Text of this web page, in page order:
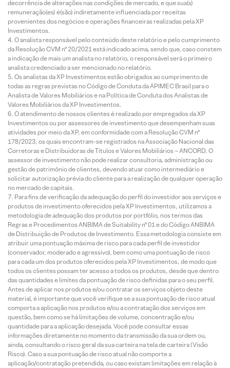
decorrência de alterações nas condições de mercado, e que sua(s)
remuneração(es) é(são) indiretamente influenciada por receitas
provenientes dos negócios e operações financeiras realizadas pela XP
Investimentos.
O analista responsável pelo conteúdo deste relatório e pelo cumprimento
da Resolução CVM nº 20/2021 está indicado acima, sendo que, caso constem
a indicação de mais um analista no relatório, o responsável será o primeiro
analista credenciado a ser mencionado no relatório.
Os analistas da XP Investimentos estão obrigados ao cumprimento de
todas as regras previstas no Código de Conduta da APIMEC Brasil para o
Analista de Valores Mobiliários e na Política de Conduta dos Analistas de
Valores Mobiliários da XP Investimentos.
O atendimento de nossos clientes é realizado por empregados da XP
Investimentos ou por assessores de investimento que desempenham suas
atividades por meio da XP, em conformidade com a Resolução CVM nº
178/2023, os quais encontram-se registrados na Associação Nacional das
Corretoras e Distribuidoras de Títulos e Valores Mobiliários – ANCORD. O
assessor de investimento não pode realizar consultoria, administração ou
gestão de patrimônio de clientes, devendo atuar como intermediário e
solicitar autorização prévia do cliente para a realização de qualquer operação
no mercado de capitais.
Para fins de verificação da adequação do perfil do investidor aos serviços e
produtos de investimento oferecidos pela XP Investimentos, utilizamos a
metodologia de adequação dos produtos por portfólio, nos termos das
Regras e Procedimentos ANBIMA de Suitability nº 01 e do Código ANBIMA
de Distribuição de Produtos de Investimento. Essa metodologia consiste em
atribuir uma pontuação máxima de risco para cada perfil de investidor
(conservador, moderado e agressivo), bem como uma pontuação de risco
para cada um dos produtos oferecidos pela XP Investimentos, de modo que
todos os clientes possam ter acesso a todos os produtos, desde que dentro
das quantidades e limites da pontuação de risco definidas para o seu perfil.
Antes de aplicar nos produtos e/ou contratar os serviços objeto deste
material, é importante que você verifique se a sua pontuação de risco atual
comporta a aplicação nos produtos e/ou a contratação dos serviços em
questão, bem como se há limitações de volume, concentração e/ou
quantidade para a aplicação desejada. Você pode consultar essas
informações diretamente no momento da transmissão da sua ordem ou,
ainda, consultando o risco geral da sua carteira na tela de carteira (Visão
Risco). Caso a sua pontuação de risco atual não comporte a
aplicação/contratação pretendida, ou caso existam limitações em relação à